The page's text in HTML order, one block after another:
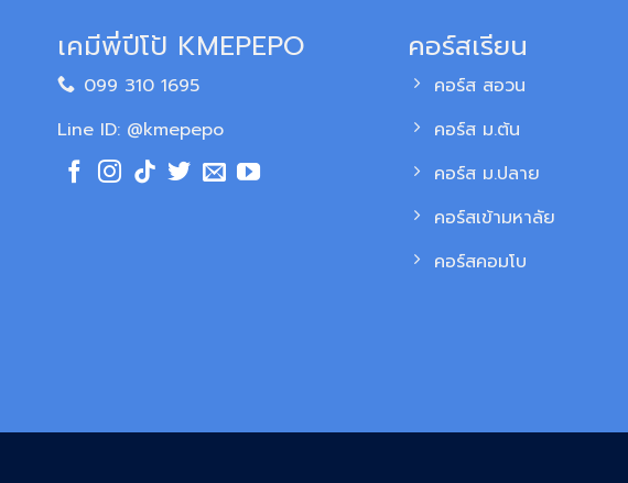
เคมีพี่ปีโป้ KMEPEPO
099 310 1695
Line ID: @kmepepo
คอร์สเรียน
คอร์ส สอวน
คอร์ส ม.ต้น
คอร์ส ม.ปลาย
คอร์สเข้ามหาลัย
คอร์สคอมโบ